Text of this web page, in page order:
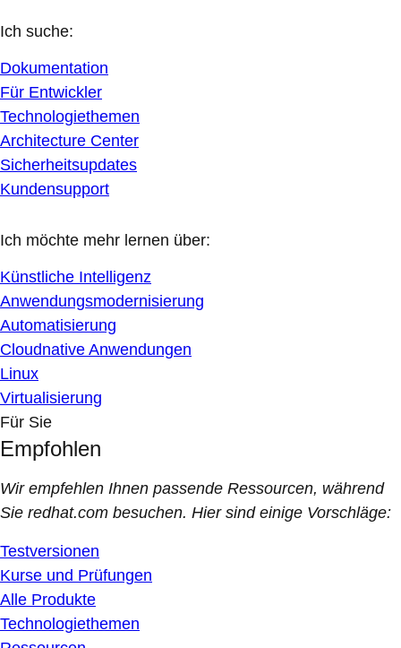
Ich suche:
Dokumentation
Für Entwickler
Technologiethemen
Architecture Center
Sicherheitsupdates
Kundensupport
Ich möchte mehr lernen über:
Künstliche Intelligenz
Anwendungsmodernisierung
Automatisierung
Cloudnative Anwendungen
Linux
Virtualisierung
Für Sie
Empfohlen
Wir empfehlen Ihnen passende Ressourcen, während
Sie redhat.com besuchen. Hier sind einige Vorschläge:
Testversionen
Kurse und Prüfungen
Alle Produkte
Technologiethemen